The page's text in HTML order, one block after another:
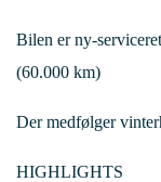
Bilen er ny-
(60.000 km)
Der medfølger
HIGHLIGHTS